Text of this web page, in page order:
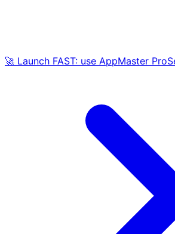
🚀 Launch FAST: use AppMaster